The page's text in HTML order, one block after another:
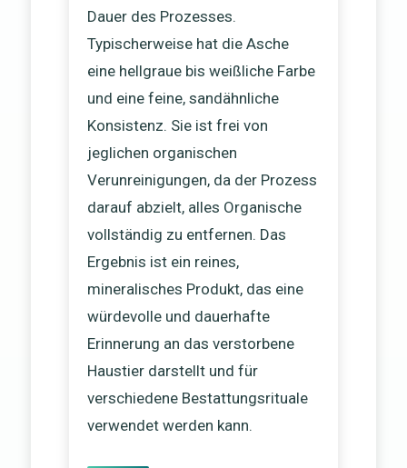
Dauer des Prozesses.
Typischerweise hat die Asche
eine hellgraue bis weißliche Farbe
und eine feine, sandähnliche
Konsistenz. Sie ist frei von
jeglichen organischen
Verunreinigungen, da der Prozess
darauf abzielt, alles Organische
vollständig zu entfernen. Das
Ergebnis ist ein reines,
mineralisches Produkt, das eine
würdevolle und dauerhafte
Erinnerung an das verstorbene
Haustier darstellt und für
verschiedene Bestattungsrituale
verwendet werden kann.